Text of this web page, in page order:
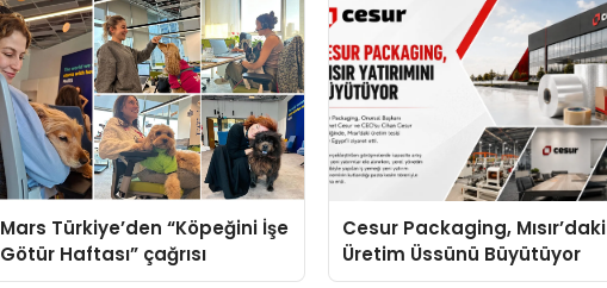
Mars Türkiye’den “Köpeğini İşe
Götür Haftası” çağrısı
Cesur Packaging, Mısır’daki
Üretim Üssünü Büyütüyor